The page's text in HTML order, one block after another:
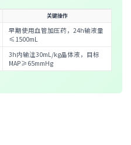
关键操作
早期使用血管加压药，24h输液量
≤1500mL
3h内输注30mL/kg晶体液，目标
MAP≥65mmHg